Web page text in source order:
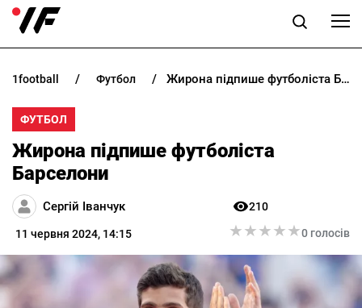
НОВИНИ
ПРОГНОЗИ
БУКМЕКЕРИ
КАЗИНО
РІЗНЕ
1football футбол Жирона підпише футболіста Барселони
ФУТБОЛ
Жирона підпише футболіста
Барселони
Сергій Іванчук
11 червня 2024, 14:15
210
★★★★★
★★★★★0 голосів